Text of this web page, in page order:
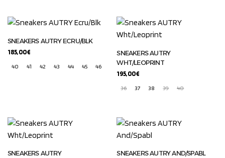
SNEAKERS AUTRY ECRU/BLK
185,00€
40
41 42 43 44 45 46
SNEAKERS AUTRY
WHT/LEOPRINT
195,00€
36
37 38 39 40
SNEAKERS AUTRY
SNEAKERS AUTRY AND/SPABL